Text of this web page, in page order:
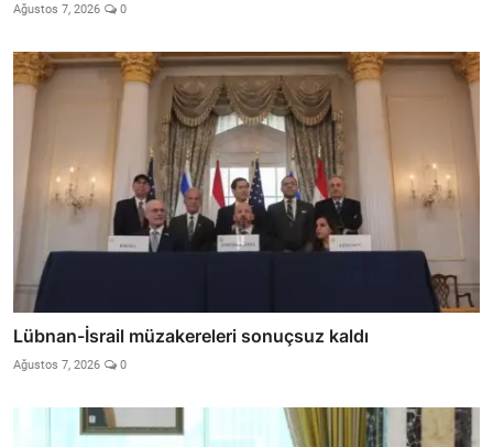
Ağustos 7, 2026 0
Lübnan-İsrail müzakereleri sonuçsuz kaldı
Ağustos 7, 2026 0